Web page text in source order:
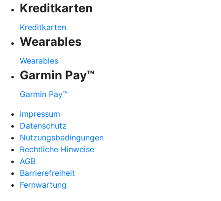
Kreditkarten
Kreditkarten
Wearables
Wearables
Garmin Pay™
Garmin Pay™
Impressum
Datenschutz
Nutzungsbedingungen
Rechtliche Hinweise
AGB
Barrierefreiheit
Fernwartung